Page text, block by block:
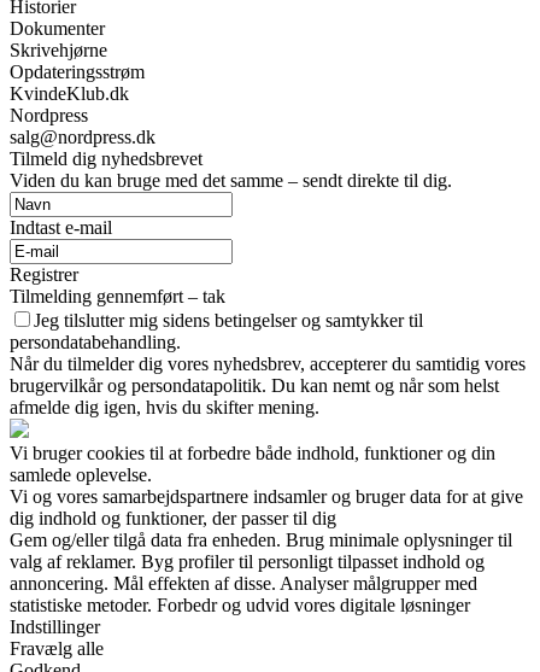
Historier
Dokumenter
Skrivehjørne
Opdateringsstrøm
KvindeKlub.dk
Nordpress
salg@nordpress.dk
Tilmeld dig nyhedsbrevet
Viden du kan bruge med det samme – sendt direkte til dig.
Indtast e-mail
Registrer
Tilmelding gennemført – tak
Jeg tilslutter mig sidens betingelser og samtykker til
persondatabehandling.
Når du tilmelder dig vores nyhedsbrev, accepterer du samtidig vores
brugervilkår og persondatapolitik. Du kan nemt og når som helst
afmelde dig igen, hvis du skifter mening.
Vi bruger cookies til at forbedre både indhold, funktioner og din
samlede oplevelse.
Vi og vores samarbejdspartnere indsamler og bruger data for at give
dig indhold og funktioner, der passer til dig
Gem og/eller tilgå data fra enheden. Brug minimale oplysninger til
valg af reklamer. Byg profiler til personligt tilpasset indhold og
annoncering. Mål effekten af disse. Analyser målgrupper med
statistiske metoder. Forbedr og udvid vores digitale løsninger
Indstillinger
Fravælg alle